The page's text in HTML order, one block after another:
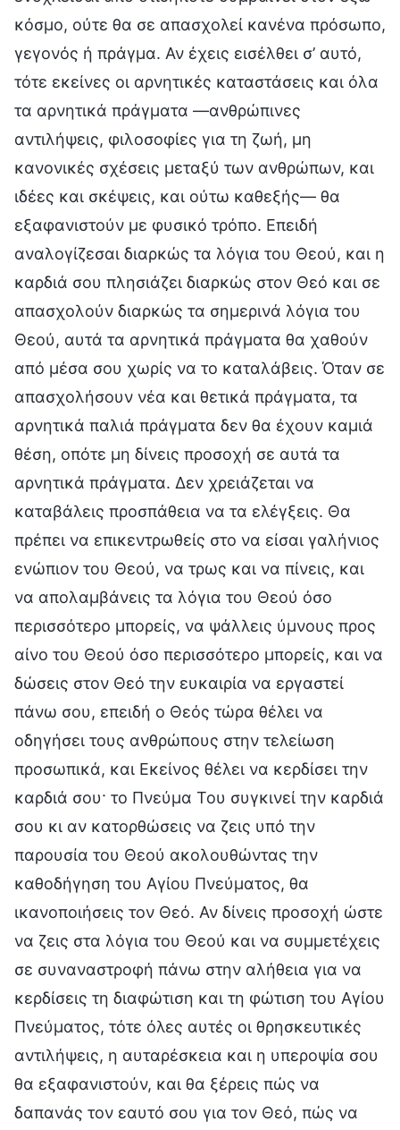
κόσμο, ούτε θα σε απασχολεί κανένα πρόσωπο,
γεγονός ή πράγμα. Αν έχεις εισέλθει σ’ αυτό,
τότε εκείνες οι αρνητικές καταστάσεις και όλα
τα αρνητικά πράγματα —ανθρώπινες
αντιλήψεις, φιλοσοφίες για τη ζωή, μη
κανονικές σχέσεις μεταξύ των ανθρώπων, και
ιδέες και σκέψεις, και ούτω καθεξής— θα
εξαφανιστούν με φυσικό τρόπο. Επειδή
αναλογίζεσαι διαρκώς τα λόγια του Θεού, και η
καρδιά σου πλησιάζει διαρκώς στον Θεό και σε
απασχολούν διαρκώς τα σημερινά λόγια του
Θεού, αυτά τα αρνητικά πράγματα θα χαθούν
από μέσα σου χωρίς να το καταλάβεις. Όταν σε
απασχολήσουν νέα και θετικά πράγματα, τα
αρνητικά παλιά πράγματα δεν θα έχουν καμιά
θέση, οπότε μη δίνεις προσοχή σε αυτά τα
αρνητικά πράγματα. Δεν χρειάζεται να
καταβάλεις προσπάθεια να τα ελέγξεις. Θα
πρέπει να επικεντρωθείς στο να είσαι γαλήνιος
ενώπιον του Θεού, να τρως και να πίνεις, και
να απολαμβάνεις τα λόγια του Θεού όσο
περισσότερο μπορείς, να ψάλλεις ύμνους προς
αίνο του Θεού όσο περισσότερο μπορείς, και να
δώσεις στον Θεό την ευκαιρία να εργαστεί
πάνω σου, επειδή ο Θεός τώρα θέλει να
οδηγήσει τους ανθρώπους στην τελείωση
προσωπικά, και Εκείνος θέλει να κερδίσει την
καρδιά σου· το Πνεύμα Του συγκινεί την καρδιά
σου κι αν κατορθώσεις να ζεις υπό την
παρουσία του Θεού ακολουθώντας την
καθοδήγηση του Αγίου Πνεύματος, θα
ικανοποιήσεις τον Θεό. Αν δίνεις προσοχή ώστε
να ζεις στα λόγια του Θεού και να συμμετέχεις
σε συναναστροφή πάνω στην αλήθεια για να
κερδίσεις τη διαφώτιση και τη φώτιση του Αγίου
Πνεύματος, τότε όλες αυτές οι θρησκευτικές
αντιλήψεις, η αυταρέσκεια και η υπεροψία σου
θα εξαφανιστούν, και θα ξέρεις πώς να
δαπανάς τον εαυτό σου για τον Θεό, πώς να